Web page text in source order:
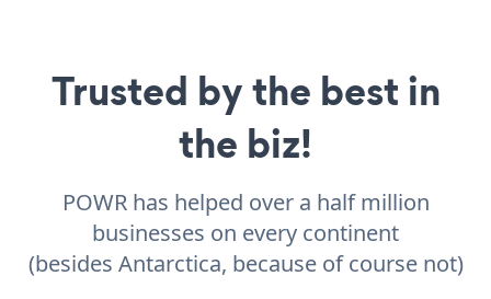
Trusted by the best in
the biz!
POWR has helped over a half million
businesses on every continent
(besides Antarctica, because of course not)